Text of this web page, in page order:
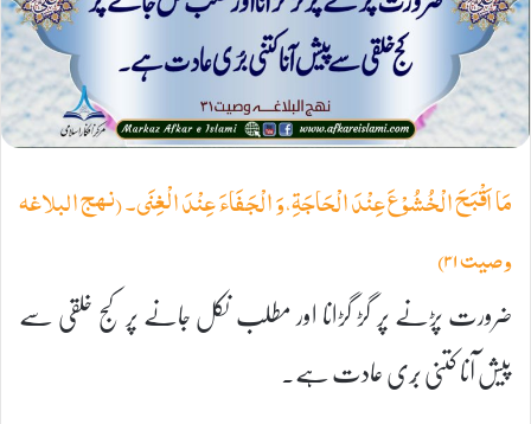
مَا اَقْبَحَ الْخُشُوْعَ عِنْدَ الْحَاجَةِ،وَ الْجَفَاءَ عِنْدَ الْغِنَى۔ (نہج البلاغہ
وصیت ۳۱)
ضرورت پڑنے پر گڑ گڑانا اور مطلب نکل جانے پر کج خلقی سے
پیش آنا کتنی بُری عادت ہے۔